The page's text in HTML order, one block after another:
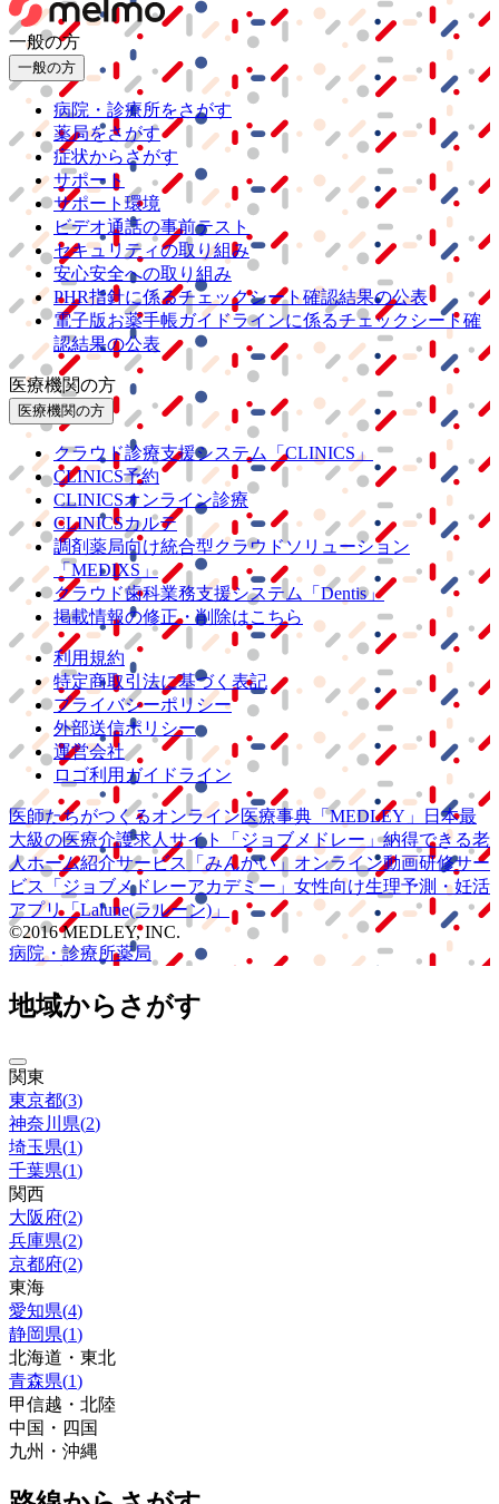
一般の方
一般の方
病院・診療所をさがす
薬局をさがす
症状からさがす
サポート
サポート環境
ビデオ通話の事前テスト
セキュリティの取り組み
安心安全への取り組み
PHR指針に係るチェックシート確認結果の公表
電子版お薬手帳ガイドラインに係るチェックシート確
認結果の公表
医療機関の方
医療機関の方
クラウド診療支援システム
「CLINICS」
CLINICS予約
CLINICSオンライン診療
CLINICSカルテ
調剤薬局向け統合型クラウドソリューション
「MEDIXS」
クラウド歯科業務支援システム
「Dentis」
掲載情報の修正・削除はこちら
利用規約
特定商取引法に基づく表記
プライバシーポリシー
外部送信ポリシー
運営会社
ロゴ利用ガイドライン
医師たちがつくるオンライン医療事典 「MEDLEY」
日本最
大級の医療介護求人サイト 「ジョブメドレー」納得できる老
人ホーム紹介サービス
「みんかい」 オンライン動画研修サー
ビス
「ジョブメドレーアカデミー」 女性向け生理予測・妊活
アプリ「Lalune(ラルーン)」
©2016 MEDLEY, INC.
病院・診療所薬局
地域からさがす
関東
東京都(3)
神奈川県(2)
埼玉県(1)
千葉県(1)
関西
大阪府(2)
兵庫県(2)
京都府(2)
東海
愛知県(4)
静岡県(1)
北海道・東北
青森県(1)
甲信越・北陸
中国・四国
九州・沖縄